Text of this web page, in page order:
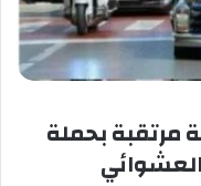
مرتقبة بحملة